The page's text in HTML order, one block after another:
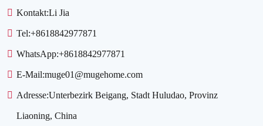
Kontakt:Li Jia
Tel:+8618842977871
WhatsApp:+8618842977871
E-Mail:muge01@mugehome.com
Adresse:Unterbezirk Beigang, Stadt Huludao, Provinz
Liaoning, China